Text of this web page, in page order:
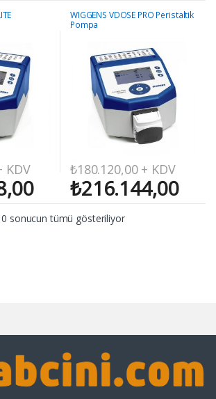
KDV
WIGGENS VDOSE PRO Peristaltik
Pompa
₺180.120,00+ KDV
₺216.144,00
sonucun tümü gösteriliyor